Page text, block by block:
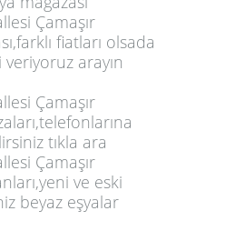
Çamaşır
fiatları olsada
arayın
Çamaşır
tıkla ara
Çamaşır
ve eski
beyaz eşyalar